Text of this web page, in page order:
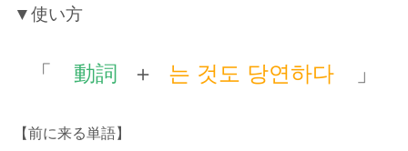
▼使い方
「 動詞 ＋ 는 것도 당연하다 」
【前に来る単語】